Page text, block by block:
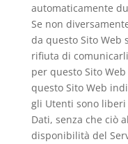
automaticamente
Se non
da questo Sito Web
rifiuta di
per questo Sito
questo Sito Web
gli Utenti sono
Dati, senza che ciò
disponibilità del